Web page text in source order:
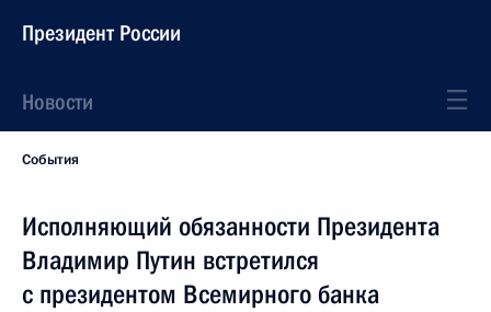
Президент России
Новости
События
Исполняющий обязанности Президента
Владимир Путин встретился
с президентом Всемирного банка